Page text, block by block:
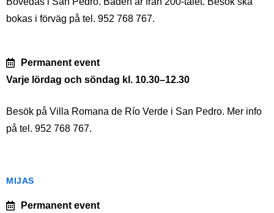
bokas i förväg på tel. 952 768 767.
Permanent event
Varje lördag och söndag kl. 10.30–12.30
Besök på Villa Romana de Río Verde i San Pedro. Mer info
på tel. 952 768 767.
MIJAS
Permanent event